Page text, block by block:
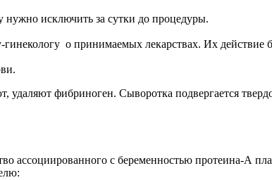
исключить за сутки до процедуры.
о принимаемых лекарствах. Их действие
удаляют фибриноген. Сыворотка подвергается
ассоциированного с беременностью протеина-А